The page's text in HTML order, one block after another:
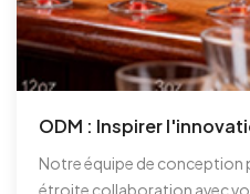
ODM : Inspirer
Notre équipe de conception
étroite collaboration avec